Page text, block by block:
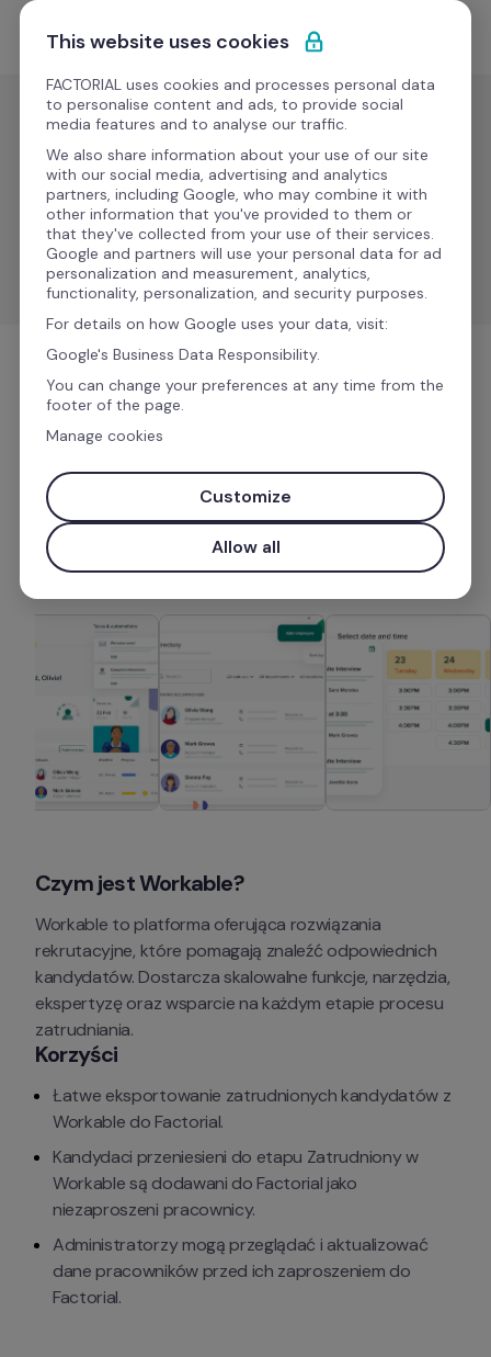
Przejdź do treści
Zacznij darmowo
Rekrutacja i ATS
Workable
Synchronizuj dane rekrutacyjne i łatwo zarządzaj
nowymi pracownikami na różnych platformach.
Rekrutacja i ATS
Więcej informacji
Zainstaluj aplikację
Czym jest Workable?
Workable to platforma oferująca rozwiązania
rekrutacyjne, które pomagają znaleźć odpowiednich
kandydatów. Dostarcza skalowalne funkcje, narzędzia,
ekspertyzę oraz wsparcie na każdym etapie procesu
zatrudniania.
Korzyści
Łatwe eksportowanie zatrudnionych kandydatów z
Workable do Factorial.
Kandydaci przeniesieni do etapu Zatrudniony w
Workable są dodawani do Factorial jako
niezaproszeni pracownicy.
Administratorzy mogą przeglądać i aktualizować
dane pracowników przed ich zaproszeniem do
Factorial.
This website uses cookies
FACTORIAL uses cookies and processes personal data
to personalise content and ads, to provide social
media features and to analyse our traffic.
We also share information about your use of our site
with our social media, advertising and analytics
partners, including Google, who may combine it with
other information that you've provided to them or
that they've collected from your use of their services.
Google and partners will use your personal data for ad
personalization and measurement, analytics,
functionality, personalization, and security purposes.
For details on how Google uses your data, visit:
Google's Business Data Responsibility.
You can change your preferences at any time from the
footer of the page.
Manage cookies
Customize
Allow all